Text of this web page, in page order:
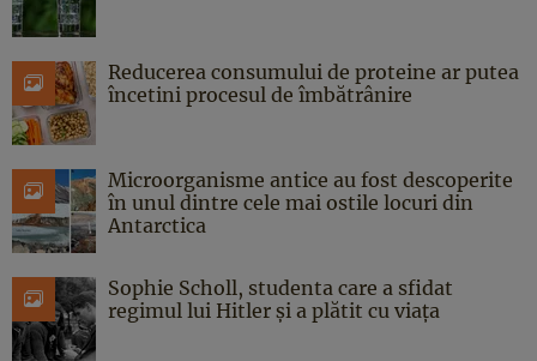
Reducerea consumului de proteine ar putea
încetini procesul de îmbătrânire
Microorganisme antice au fost descoperite
în unul dintre cele mai ostile locuri din
Antarctica
Sophie Scholl, studenta care a sfidat
regimul lui Hitler și a plătit cu viața